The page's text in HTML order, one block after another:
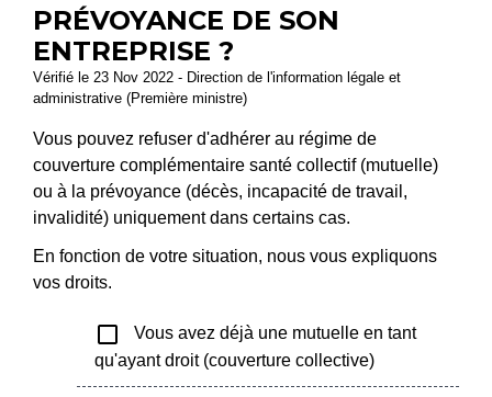
PRÉVOYANCE DE SON
ENTREPRISE ?
Vérifié le 23 Nov 2022 - Direction de l'information légale et
administrative (Première ministre)
Vous pouvez refuser d'adhérer au régime de
couverture complémentaire santé collectif (mutuelle)
ou à la prévoyance (décès, incapacité de travail,
invalidité) uniquement dans certains cas.
En fonction de votre situation, nous vous expliquons
vos droits.
check_box_outline_blank
Vous avez déjà une mutuelle en tant
qu'ayant droit (couverture collective)